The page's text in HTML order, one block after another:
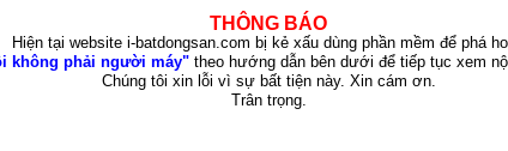
THÔNG BÁO
Hiện tại website i-batdongsan.com bị kẻ xấu dùng phần mềm để phá
không phải người máy"theo hướng dẫn bên dưới để tiếp tục xem
Chúng tôi xin lỗi vì sự bất tiện này. Xin cám ơn.
Trân trọng.